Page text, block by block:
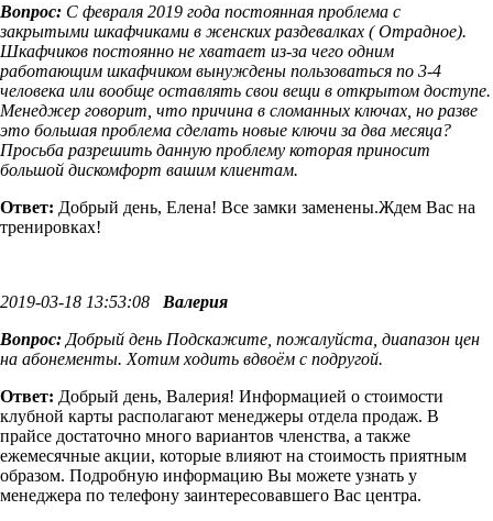
Вопрос: С февраля 2019 года постоянная проблема с
закрытыми шкафчиками в женских раздевалках ( Отрадное).
Шкафчиков постоянно не хватает из-за чего одним
работающим шкафчиком вынуждены пользоваться по 3-4
человека или вообще оставлять свои вещи в открытом доступе.
Менеджер говорит, что причина в сломанных ключах, но разве
это большая проблема сделать новые ключи за два месяца?
Просьба разрешить данную проблему которая приносит
большой дискомфорт вашим клиентам.
Ответ: Добрый день, Елена! Все замки заменены.Ждем Вас на
тренировках!
2019-03-18 13:53:08 Валерия
Вопрос: Добрый день Подскажите, пожалуйста, диапазон цен
на абонементы. Хотим ходить вдвоём с подругой.
Ответ: Добрый день, Валерия! Информацией о стоимости
клубной карты располагают менеджеры отдела продаж. В
прайсе достаточно много вариантов членства, а также
ежемесячные акции, которые влияют на стоимость приятным
образом. Подробную информацию Вы можете узнать у
менеджера по телефону заинтересовавшего Вас центра.